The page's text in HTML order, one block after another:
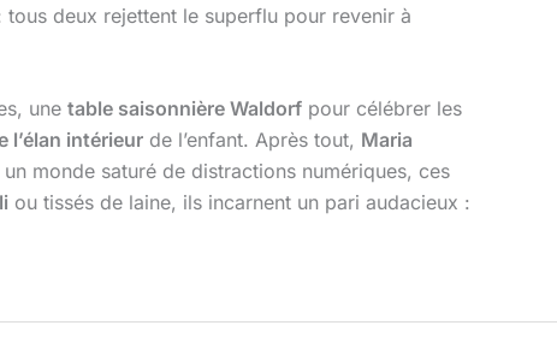
deux rejettent le superflu pour revenir à
une table saisonnière Waldorf pour célébrer les
l’élan intérieur de l’enfant. Après tout, Maria
monde saturé de distractions numériques, ces
ou tissés de laine, ils incarnent un pari audacieux :